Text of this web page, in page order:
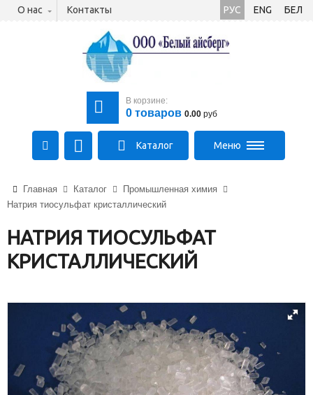
О нас Контакты РУС ENG БЕЛ
В корзине:
0 товаров 0.00 руб
+375 (29) 710-23-43
+375 (33) 315-03-03
aysberg-sales@yandex.by
Каталог Меню
Главная Каталог
Промышленная химия
Натрия тиосульфат кристаллический
НАТРИЯ ТИОСУЛЬФАТ
КРИСТАЛЛИЧЕСКИЙ